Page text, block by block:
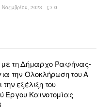
Νοεμβρίου, 2023 0
με τη Δήμαρχο Ραφήνας-
την Ολοκλήρωση του Α
την εξέλιξη του
Έργου Καινοτομίας